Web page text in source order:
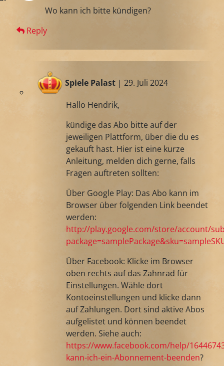
Wo kann ich bitte kündigen?
Reply
Spiele Palast | 29. Juli 2024
Hallo Hendrik,
kündige das Abo bitte auf der
jeweiligen Plattform, über die du es
gekauft hast. Hier ist eine kurze
Anleitung, melden dich gerne, falls
Fragen auftreten sollten:
Über Google Play: Das Abo kann im
Browser über folgenden Link beendet
werden:
http://play.google.com/store/account/
Über Facebook: Klicke im Browser
oben rechts auf das Zahnrad für
Einstellungen. Wähle dort
Kontoeinstellungen und klicke dann
auf Zahlungen. Dort sind aktive Abos
aufgelistet und können beendet
werden. Siehe auch:
https://www.facebook.com/help/
kann-ich-ein-Abonnement-beenden?